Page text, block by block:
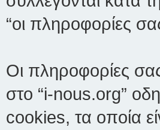
“οι πληροφορίες
Οι πληροφορίες
στο “i-nous.org”
cookies, τα οποία